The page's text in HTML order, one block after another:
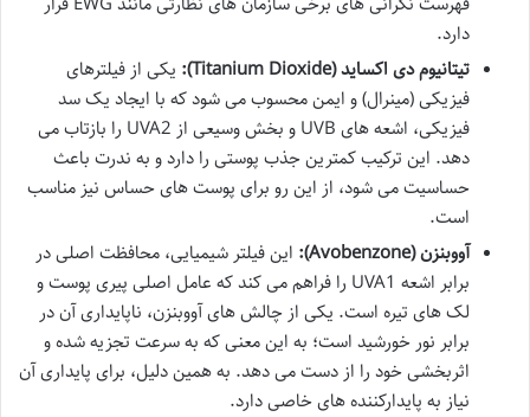
دارد.
تیتانیوم دی اکساید (Titanium Dioxide):
یکی از فیلترهای
فیزیکی (مینرال) و ایمن محسوب می شود که با ایجاد یک سد
فیزیکی، اشعه های UVB و بخش وسیعی از UVA2 را بازتاب می
دهد. این ترکیب کمترین جذب پوستی را دارد و به ندرت باعث
حساسیت می شود، از این رو برای پوست های حساس نیز مناسب
است.
آووبنزن (Avobenzone):
این فیلتر شیمیایی، محافظت اصلی در
برابر اشعه UVA1 را فراهم می کند که عامل اصلی پیری پوست و
لک های تیره است. یکی از چالش های آووبنزن، ناپایداری آن در
برابر نور خورشید است؛ به این معنی که به سرعت تجزیه شده و
اثربخشی خود را از دست می دهد. به همین دلیل، برای پایداری آن
نیاز به پایدارکننده های خاصی دارد.